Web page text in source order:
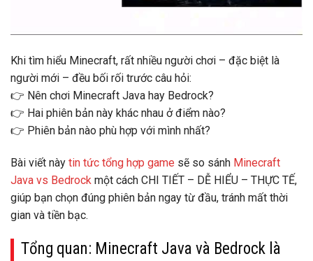
Khi tìm hiểu Minecraft, rất nhiều người chơi – đặc biệt là
người mới – đều bối rối trước câu hỏi:
👉 Nên chơi Minecraft Java hay Bedrock?
👉 Hai phiên bản này khác nhau ở điểm nào?
👉 Phiên bản nào phù hợp với mình nhất?
Bài viết này tin tức tổng hợp game sẽ so sánh Minecraft
Java vs Bedrock một cách CHI TIẾT – DỄ HIỂU – THỰC TẾ,
giúp bạn chọn đúng phiên bản ngay từ đầu, tránh mất thời
gian và tiền bạc.
Tổng quan: Minecraft Java và Bedrock là